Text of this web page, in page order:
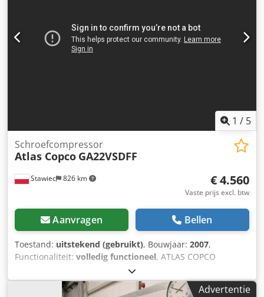
1 / 5
Stawiec 826 km
Schroefcompressor
Atlas Copco GA22VSDFF
€ 4.560
Vaste prijs excl. btw
Aanvragen Bellen
Toestand: uitstekend (gebruikt), Bouwjaar: 2007,
Functionaliteit: volledig functioneel, ATLAS COPCO
GA22VSDFF schroefcompressor, voorzien van een
frequentieregelaar en een lucht droger, recent
onderhouden. Technische gegevens: Credpfx Aszmt Huea
Advertentie